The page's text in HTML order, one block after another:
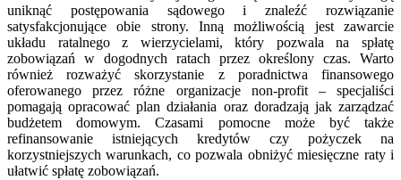
uniknąć postępowania sądowego i znaleźć rozwiązanie
satysfakcjonujące obie strony. Inną możliwością jest zawarcie
układu ratalnego z wierzycielami, który pozwala na spłatę
zobowiązań w dogodnych ratach przez określony czas. Warto
również rozważyć skorzystanie z poradnictwa finansowego
oferowanego przez różne organizacje non-profit – specjaliści
pomagają opracować plan działania oraz doradzają jak zarządzać
budżetem domowym. Czasami pomocne może być także
refinansowanie istniejących kredytów czy pożyczek na
korzystniejszych warunkach, co pozwala obniżyć miesięczne raty i
ułatwić spłatę zobowiązań.